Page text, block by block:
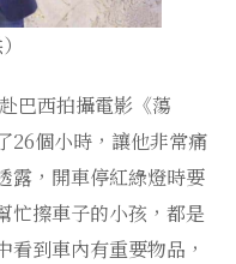
巴西拍攝電影《蕩
26個小時，讓他非常痛
露，開車停紅綠燈時要
忙擦車子的小孩，都是
到車內有重要物品，